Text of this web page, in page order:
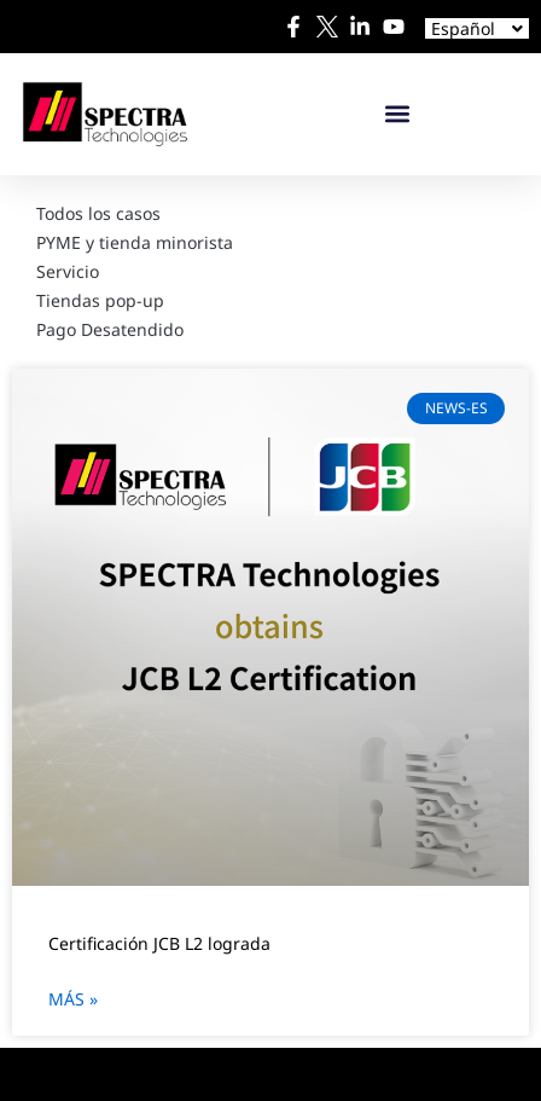
Español
日本語
Todos los casos
PYME y tienda minorista
Servicio
Tiendas pop-up
Pago Desatendido
NEWS-ES
Certificación JCB L2 lograda
MÁS »